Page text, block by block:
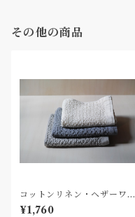
その他の商品
コットンリネン・ヘザーワッ
フル M
¥1,760